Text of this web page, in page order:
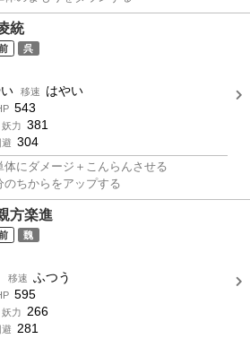
統
呉
移速 はやい
543
妖力 381
避 304
体にダメージ＋こんらんさせる
のちからをアップする
方楽進
魏
移速 ふつう
595
妖力 266
避 281